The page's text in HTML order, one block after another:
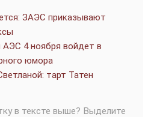
ЗАЭС приказывают
4 ноября войдет в
юмора
тарт Татен
в тексте выше? Выделите